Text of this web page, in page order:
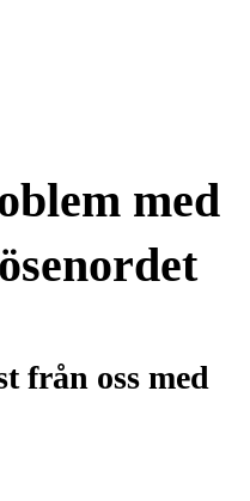
med
från oss med